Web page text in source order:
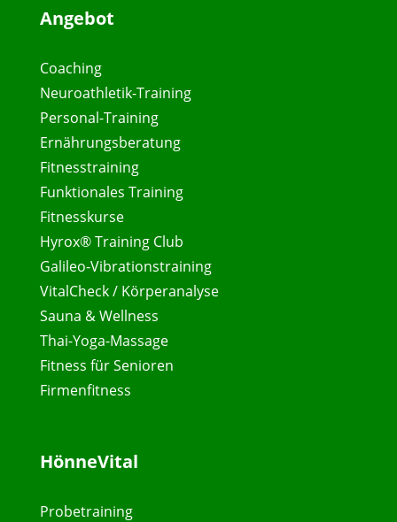
Angebot
Coaching
Neuroathletik-Training
Personal-Training
Ernährungsberatung
Fitnesstraining
Funktionales Training
Fitnesskurse
Hyrox® Training Club
Galileo-Vibrationstraining
VitalCheck / Körperanalyse
Sauna & Wellness
Thai-Yoga-Massage
Fitness für Senioren
Firmenfitness
HönneVital
Probetraining